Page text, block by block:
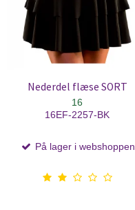
Nederdel flæse SORT
16
16EF-2257-BK
På lager i webshoppen